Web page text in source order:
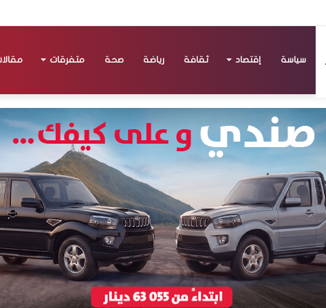
سياسة إقتصاد ثقافة رياضة صحة متفرقات